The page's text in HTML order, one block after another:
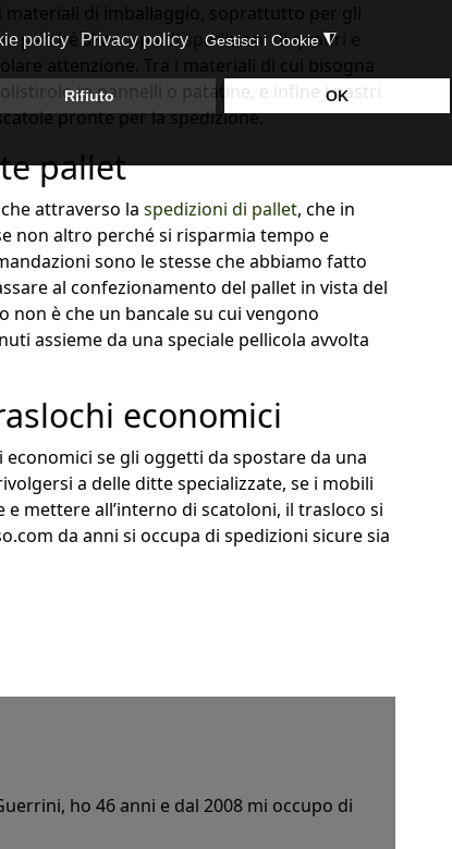
di imballaggio, soprattutto per gli
perché si occupa dispedizioni di quadri e
attenzione. Tra i materiali di cui bisogna
in pannelli o patatine, e infine i nastri
pronte per la spedizione.
pallet
attraverso la spedizioni di pallet, che in
non altro perché si risparmia tempo e
sono le stesse che abbiamo fatto
al confezionamento del pallet in vista del
è che un bancale su cui vengono
assieme da una speciale pellicola avvolta
economici
se gli oggetti da spostare da una
a delle ditte specializzate, se i mobili
mettere all’interno di scatoloni, il trasloco si
da anni si occupa di spedizioni sicure sia
ho 46 anni e dal 2008 mi occupo di